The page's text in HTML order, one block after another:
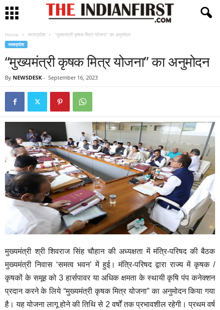
Home मध्यप्रदेश “मुख्यमंत्री कृषक मित्र योजना” का अनुमोदन
मध्यप्रदेश
“मुख्यमंत्री कृषक मित्र योजना” का अनुमोदन
By NEWSDESK - September 16, 2023
मुख्यमंत्री श्री शिवराज सिंह चौहान की अध्यक्षता में मंत्रि-परिषद की बैठक
मुख्यमंत्री निवास ‘समत्व भवन’ में हुई। मंत्रि-परिषद द्वारा राज्य में कृषक /
कृषकों के समूह को 3 हार्सपावर या अधिक क्षमता के स्थायी कृषि पंप कनेक्शन
प्रदान करने के लिये “मुख्यमंत्री कृषक मित्र योजना” का अनुमोदन किया गया
है। यह योजना लागू होने की तिथि से 2 वर्षों तक प्रभावशील रहेगी। प्रथम वर्ष